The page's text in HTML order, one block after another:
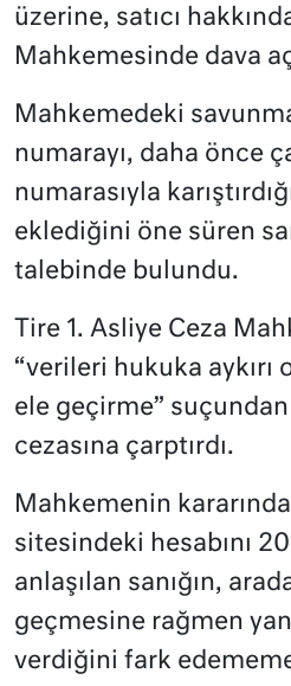
üzerine, satıcı
Mahkemesinde dava
Mahkemedeki
numarayı, daha önce
numarasıyla
eklediğini öne süren
talebinde bulundu.
Tire 1. Asliye Ceza
“verileri hukuka aykırı
ele geçirme”
cezasına çarptırdı.
Mahkemenin
sitesindeki hesabını
anlaşılan sanığın,
geçmesine rağmen
verdiğini fark